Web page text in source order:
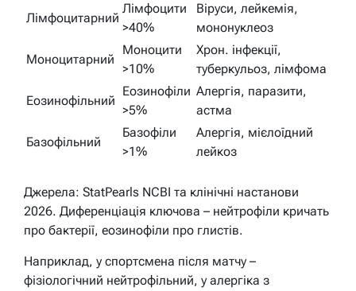
Лімфоцитарний
Лімфоцити
>40%
Віруси, лейкемія,
мононуклеоз
Моноцитарний
Моноцити
>10%
Хрон. інфекції,
туберкульоз, лімфома
Еозинофільний
Еозинофіли
>5%
Алергія, паразити,
астма
Базофільний
Базофіли
>1%
Алергія, мієлоїдний
лейкоз
Джерела: StatPearls NCBI та клінічні настанови
2026. Диференціація ключова – нейтрофіли кричать
про бактерії, еозинофіли про глистів.
Наприклад, у спортсмена після матчу –
фізіологічний нейтрофільний, у алергіка з